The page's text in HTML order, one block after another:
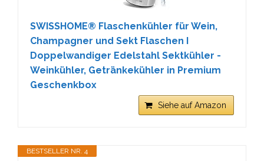
SWISSHOME® Flaschenkühler für Wein,
Champagner und Sekt Flaschen I
Doppelwandiger Edelstahl Sektkühler -
Weinkühler, Getränkekühler in Premium
Geschenkbox
Siehe auf Amazon
BESTSELLER NR. 4